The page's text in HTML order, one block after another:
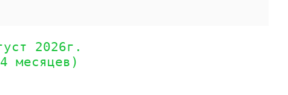
2026г.
месяцев)